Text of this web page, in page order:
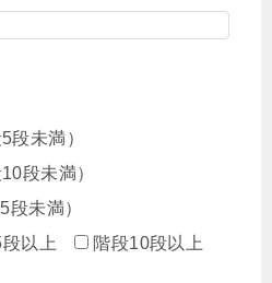
段未満）
段未満）
段未満）
以上
階段10段以上